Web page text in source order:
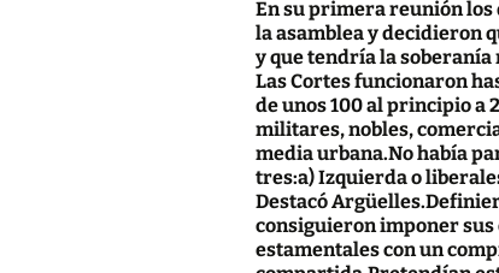
Ensuprimerareunión los
la asamblea y decidieron
y que tendría lasoberanía
Las Cortes funcionaron
de unos 100 al principio a
militares, nobles,
media urbana.No había
tres:a) Izquierda o
Destacó
consiguieron imponer
estamentales con un